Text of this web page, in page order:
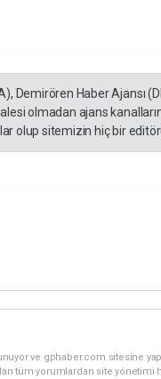
Demirören Haber Ajansı
olmadan ajans
olup sitemizin hiç bir
ve gphaber.com sitesine
tüm yorumlardan site